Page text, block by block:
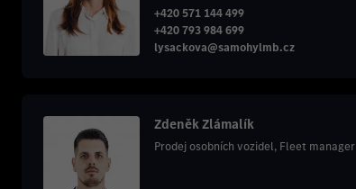
+420 571 144 499
+420 793 984 699
lysackova@samohylmb.cz
Zdeněk Zlámalík
Prodej osobních vozidel, Fleet manager